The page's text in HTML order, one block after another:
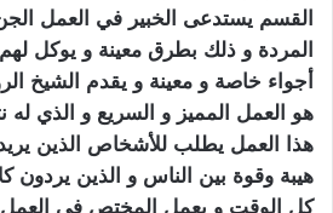
القسم يستدعى الخبير في العمل
المردة و ذلك بطرق معينة و يوكل
أجواء خاصة و معينة و يقدم الشيخ
هو العمل المميز و السريع و الذي له
هذا العمل يطلب للأشخاص الذين
هيبة وقوة بين الناس و الذين
كل الوقت و يعمل المختص في العمل